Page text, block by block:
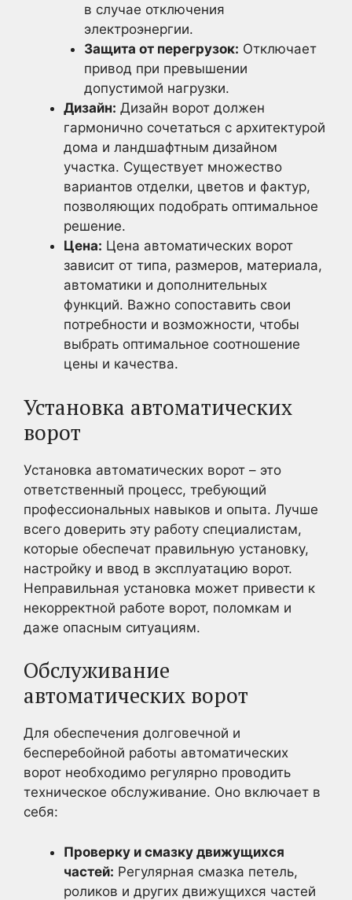
в случае отключения
электроэнергии.
Защита от перегрузок: Отключает
привод при превышении
допустимой нагрузки.
Дизайн: Дизайн ворот должен
гармонично сочетаться с архитектурой
дома и ландшафтным дизайном
участка. Существует множество
вариантов отделки, цветов и фактур,
позволяющих подобрать оптимальное
решение.
Цена: Цена автоматических ворот
зависит от типа, размеров, материала,
автоматики и дополнительных
функций. Важно сопоставить свои
потребности и возможности, чтобы
выбрать оптимальное соотношение
цены и качества.
Установка автоматических
ворот
Установка автоматических ворот – это
ответственный процесс, требующий
профессиональных навыков и опыта. Лучше
всего доверить эту работу специалистам,
которые обеспечат правильную установку,
настройку и ввод в эксплуатацию ворот.
Неправильная установка может привести к
некорректной работе ворот, поломкам и
даже опасным ситуациям.
Обслуживание
автоматических ворот
Для обеспечения долговечной и
бесперебойной работы автоматических
ворот необходимо регулярно проводить
техническое обслуживание. Оно включает в
себя:
Проверку и смазку движущихся
частей: Регулярная смазка петель,
роликов и других движущихся частей